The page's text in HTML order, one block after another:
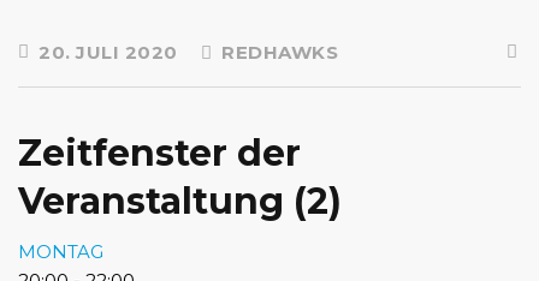
20. JULI 2020 REDHAWKS
Zeitfenster der
Veranstaltung (2)
MONTAG